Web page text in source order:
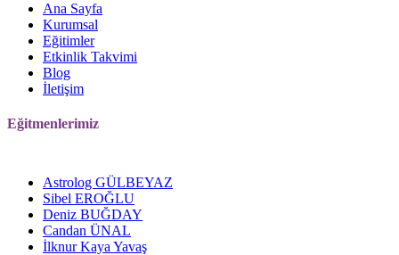
Ana Sayfa
Kurumsal
Eğitimler
Etkinlik Takvimi
Blog
İletişim
Eğitmenlerimiz
Astrolog GÜLBEYAZ
Sibel EROĞLU
Deniz BUĞDAY
Candan ÜNAL
İlknur Kaya Yavaş